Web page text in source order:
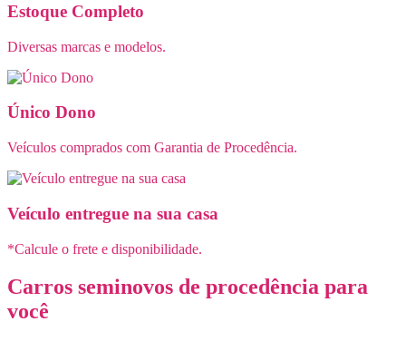
Estoque Completo
Diversas marcas e modelos.
Único Dono
Veículos comprados com Garantia de Procedência.
Veículo entregue na sua casa
*Calcule o frete e disponibilidade.
Carros seminovos de procedência para
você